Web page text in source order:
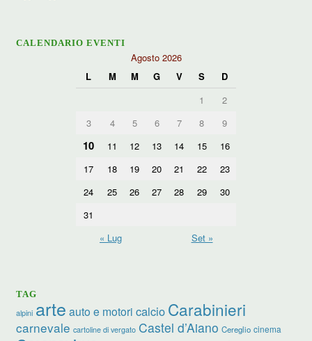
CALENDARIO EVENTI
Agosto 2026
L
M M G V S
D
1
2
3
4 5 6 7 8 9
10 11 12 13 14 15
16
17
18 19 20 21 22
23
24
25 26 27 28 29
30
31
« Lug
Set »
TAG
alpini arte auto e motori calcio Carabinieri
carnevale cartoline di vergato Castel d’Aiano Cereglio cinema